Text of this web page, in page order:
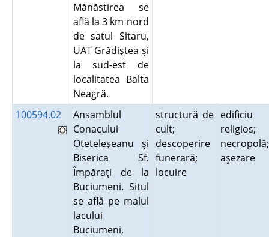
Mănăstirea se
află la 3 km nord
de satul Sitaru,
UAT Grădiştea şi
la sud-est de
localitatea Balta
Neagră.
100594.02
Ansamblul
Conacului
Oteteleşeanu şi
Biserica Sf.
Împăraţi de la
Buciumeni. Situl
se află pe malul
lacului
Buciumeni,
structură de
cult;
descoperire
funerară;
locuire
edificiu
religios;
necropolă;
aşezare